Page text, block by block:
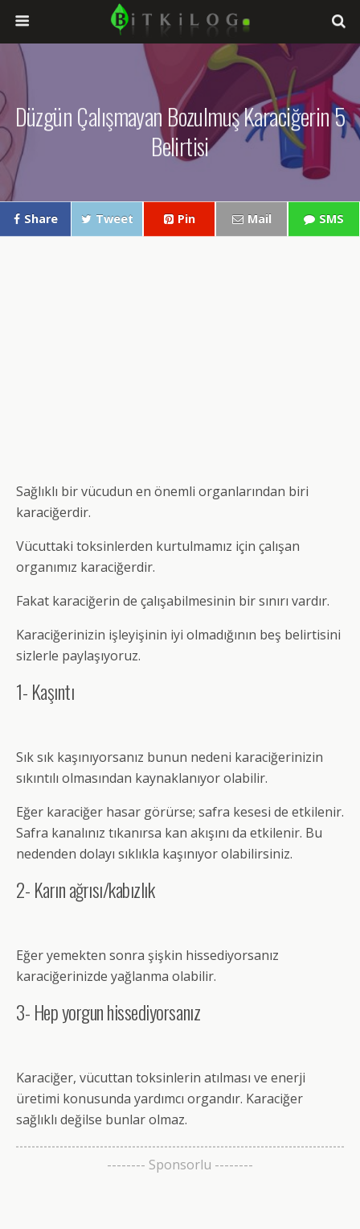
Düzgün Çalışmayan Bozulmuş Karaciğerin 5
Belirtisi
Share Tweet Pin Mail SMS
Sağlıklı bir vücudun en önemli organlarından biri
karaciğerdir.
Vücuttaki toksinlerden kurtulmamız için çalışan
organımız karaciğerdir.
Fakat karaciğerin de çalışabilmesinin bir sınırı vardır.
Karaciğerinizin işleyişinin iyi olmadığının beş belirtisini
sizlerle paylaşıyoruz.
1- Kaşıntı
Sık sık kaşınıyorsanız bunun nedeni karaciğerinizin
sıkıntılı olmasından kaynaklanıyor olabilir.
Eğer karaciğer hasar görürse; safra kesesi de etkilenir.
Safra kanalınız tıkanırsa kan akışını da etkilenir. Bu
nedenden dolayı sıklıkla kaşınıyor olabilirsiniz.
2- Karın ağrısı/kabızlık
Eğer yemekten sonra şişkin hissediyorsanız
karaciğerinizde yağlanma olabilir.
3- Hep yorgun hissediyorsanız
Karaciğer, vücuttan toksinlerin atılması ve enerji
üretimi konusunda yardımcı organdır. Karaciğer
sağlıklı değilse bunlar olmaz.
-------- Sponsorlu --------